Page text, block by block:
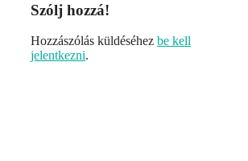
Szólj hozzá!
Hozzászólás küldéséhez be kell
jelentkezni.